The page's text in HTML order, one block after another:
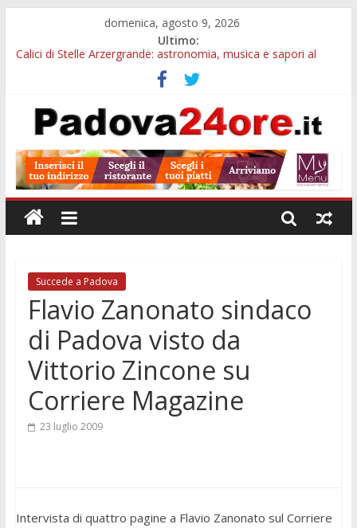
domenica, agosto 9, 2026
Ultimo:
Calici di Stelle Arzergrande: astronomia, musica e sapori al
Campo San Martino, il Museo della civiltà contadina apre gratis
durante la sagra
Notizie di Padova alle ore 10: Notte del Volo sold out, Tribano
Teatro per famiglie a Loreggia, la Bella Addormentata arriva
sul palco domenica sera
Restauro 2026, chiuse le domande: 2,5 milioni per formare
nuove competenze in Veneto
Succede a Padova
Flavio Zanonato sindaco
di Padova visto da
Vittorio Zincone su
Corriere Magazine
23 luglio 2009
Intervista di quattro pagine a Flavio Zanonato sul Corriere